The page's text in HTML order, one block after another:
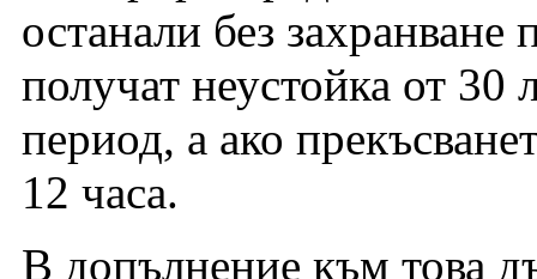
останали без захранване
получат неустойка от 30
период, а ако
12 часа.
В допълнение към това